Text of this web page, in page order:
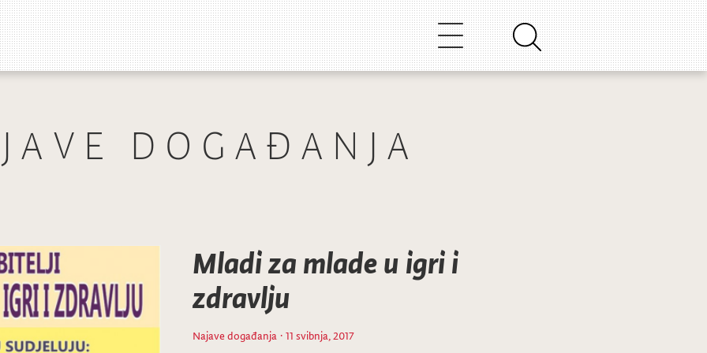
DOGAĐANJA
Mladi za mlade u igri i
zdravlju
Najave događanja · 11 svibnja, 2017